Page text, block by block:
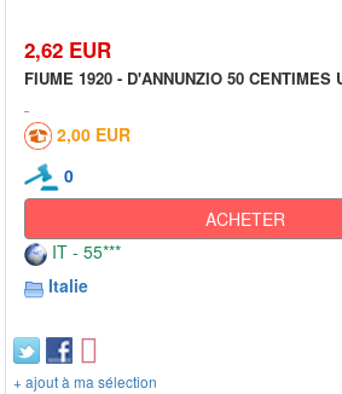
2,62 EUR
FIUME 1920 - D'ANNUNZIO 50 CENTIMES
2,00 EUR
0
ACHETER
IT - 55***
Italie
+ ajout à ma sélection